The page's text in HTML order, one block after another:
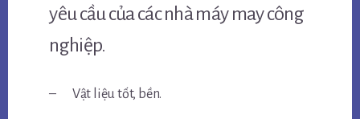
yêu cầu của các nhà máy may công
nghiệp.
– Vật liệu tốt, bền.